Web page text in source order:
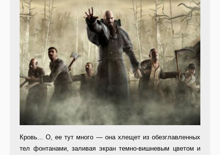
Кровь... О, ее тут много — она хлещет из обезглавленных
тел фонтанами, заливая экран темно-вишневым цветом и